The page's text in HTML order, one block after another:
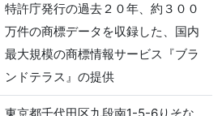
特許庁発行の過去２０年、約３００
万件の商標データを収録した、国内
最大規模の商標情報サービス『ブラ
ンドテラス』の提供